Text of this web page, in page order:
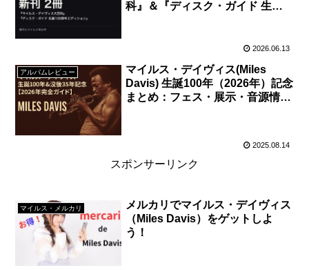
科』＆『ディスク・ガイド 生誕
2026.06.13
アルバムレビュー
マイルス・デイヴィス(Miles
Davis) 生誕100年（2026年）記念
まとめ：フェス・展示・音源情報
2025.08.14
スポンサーリンク
マイルス・メルカリ
メルカリでマイルス・デイヴィス
（Miles Davis）をゲットしよ
う！